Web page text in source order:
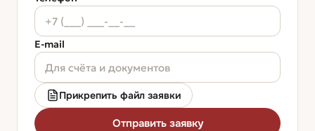
E-mail
Прикрепить файл заявки
Отправить заявку